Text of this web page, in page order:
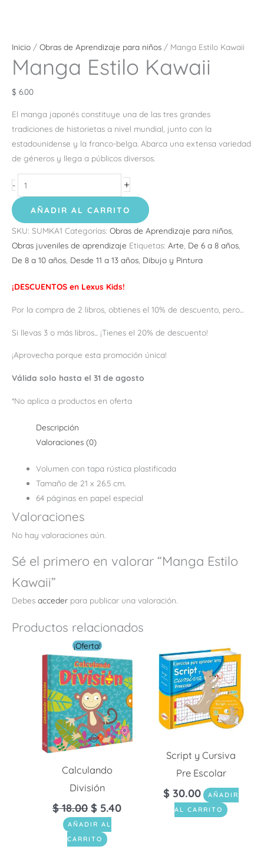
Inicio / Obras de Aprendizaje para niños / Manga Estilo Kawaii
Manga Estilo Kawaii
$ 6.00
El manga japonés constituye una de las tres grandes
tradiciones de historietas a nivel mundial, junto con la
estadounidense y la franco-belga. Abarca una extensa variedad
de géneros y llega a públicos diversos.
- +
AÑADIR AL CARRITO
SKU: SUMKA1 Categorías: Obras de Aprendizaje para niños,
Obras juveniles de aprendizaje Etiquetas: Arte, De 6 a 8 años,
De 8 a 10 años, Desde 11 a 13 años, Dibujo y Pintura
¡DESCUENTOS en Lexus Kids!
Por la compra de 2 libros, obtienes el 10% de descuento, pero...
Si llevas 3 o más libros... ¡Tienes el 20% de descuento!
¡Aprovecha porque esta promoción única!
Válida solo hasta el 31 de agosto
*No aplica a productos en oferta
Descripción
Valoraciones (0)
Volumen con tapa rústica plastificada
Tamaño de 21 x 26.5 cm.
64 páginas en papel especial
Valoraciones
No hay valoraciones aún.
Sé el primero en valorar “Manga Estilo
Kawaii”
Debes acceder para publicar una valoración.
Productos relacionados
¡Oferta!
Calculando
División
$18.00
El
precio
original
era:
$ 18.00.
$ 5.40
precio
actual
es:
$ 5.40.
AÑADIR AL
CARRITO
Script y Cursiva
Pre Escolar
$ 30.00
AÑADIR
AL CARRITO